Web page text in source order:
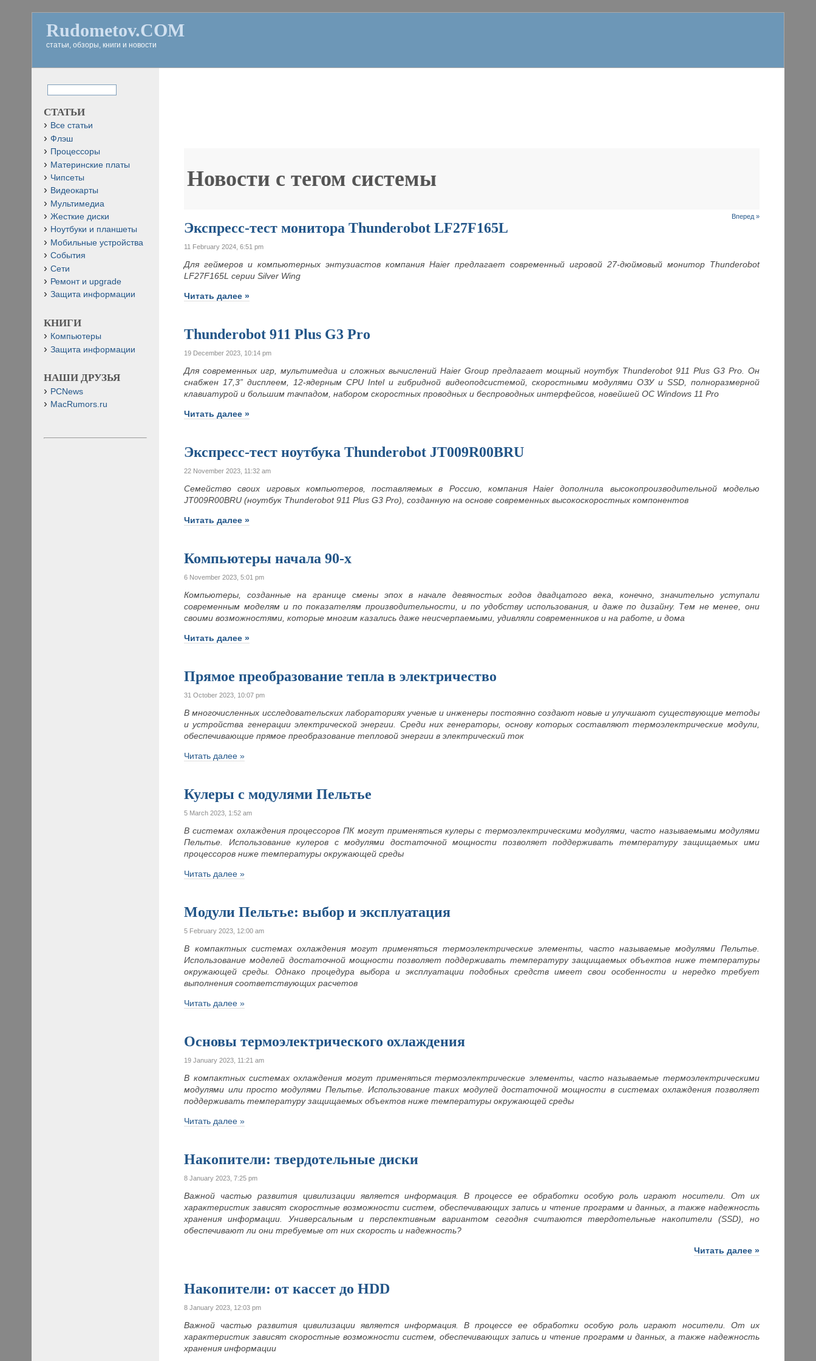
Rudometov.COM
статьи, обзоры, книги и новости
Новости с тегом системы
Вперед »
Экспресс-тест монитора Thunderobot LF27F165L
11 February 2024, 6:51 pm
Для геймеров и компьютерных энтузиастов компания Haier предлагает современный игровой 27-дюймовый монитор Thunderobot
LF27F165L серии Silver Wing
Читать далее »
Thunderobot 911 Plus G3 Pro
19 December 2023, 10:14 pm
Для современных игр, мультимедиа и сложных вычислений Haier Group предлагает мощный ноутбук Thunderobot 911 Plus G3 Pro. Он
снабжен 17,3” дисплеем, 12-ядерным CPU Intel и гибридной видеоподсистемой, скоростными модулями ОЗУ и SSD, полноразмерной
клавиатурой и большим тачпадом, набором скоростных проводных и беспроводных интерфейсов, новейшей ОС Windows 11 Pro
Читать далее »
Экспресс-тест ноутбука Thunderobot JT009R00BRU
22 November 2023, 11:32 am
Семейство своих игровых компьютеров, поставляемых в Россию, компания Haier дополнила высокопроизводительной моделью
JT009R00BRU (ноутбук Thunderobot 911 Plus G3 Pro), созданную на основе современных высокоскоростных компонентов
Читать далее »
Компьютеры начала 90-х
6 November 2023, 5:01 pm
Компьютеры, созданные на границе смены эпох в начале девяностых годов двадцатого века, конечно, значительно уступали
современным моделям и по показателям производительности, и по удобству использования, и даже по дизайну. Тем не менее, они
своими возможностями, которые многим казались даже неисчерпаемыми, удивляли современников и на работе, и дома
Читать далее »
Прямое преобразование тепла в электричество
31 October 2023, 10:07 pm
В многочисленных исследовательских лабораториях ученые и инженеры постоянно создают новые и улучшают существующие методы
и устройства генерации электрической энергии. Среди них генераторы, основу которых составляют термоэлектрические модули,
обеспечивающие прямое преобразование тепловой энергии в электрический ток
Читать далее »
Кулеры с модулями Пельтье
5 March 2023, 1:52 am
В системах охлаждения процессоров ПК могут применяться кулеры с термоэлектрическими модулями, часто называемыми модулями
Пельтье. Использование кулеров с модулями достаточной мощности позволяет поддерживать температуру защищаемых ими
процессоров ниже температуры окружающей среды
Читать далее »
Модули Пельтье: выбор и эксплуатация
5 February 2023, 12:00 am
В компактных системах охлаждения могут применяться термоэлектрические элементы, часто называемые модулями Пельтье.
Использование моделей достаточной мощности позволяет поддерживать температуру защищаемых объектов ниже температуры
окружающей среды. Однако процедура выбора и эксплуатации подобных средств имеет свои особенности и нередко требует
выполнения соответствующих расчетов
Читать далее »
Основы термоэлектрического охлаждения
19 January 2023, 11:21 am
В компактных системах охлаждения могут применяться термоэлектрические элементы, часто называемые термоэлектрическими
модулями или просто модулями Пельтье. Использование таких модулей достаточной мощности в системах охлаждения позволяет
поддерживать температуру защищаемых объектов ниже температуры окружающей среды
Читать далее »
Накопители: твердотельные диски
8 January 2023, 7:25 pm
Важной частью развития цивилизации является информация. В процессе ее обработки особую роль играют носители. От их
характеристик зависят скоростные возможности систем, обеспечивающих запись и чтение программ и данных, а также надежность
хранения информации. Универсальным и перспективным вариантом сегодня считаются твердотельные накопители (SSD), но
обеспечивают ли они требуемые от них скорость и надежность?
Читать далее »
Накопители: от кассет до HDD
8 January 2023, 12:03 pm
Важной частью развития цивилизации является информация. В процессе ее обработки особую роль играют носители. От их
характеристик зависят скоростные возможности систем, обеспечивающих запись и чтение программ и данных, а также надежность
хранения информации
СТАТЬИ
Все статьи
Флэш
Процессоры
Материнские платы
Чипсеты
Видеокарты
Мультимедиа
Жесткие диски
Ноутбуки и планшеты
Мобильные устройства
События
Сети
Ремонт и upgrade
Защита информации
КНИГИ
Компьютеры
Защита информации
НАШИ ДРУЗЬЯ
PCNews
MacRumors.ru